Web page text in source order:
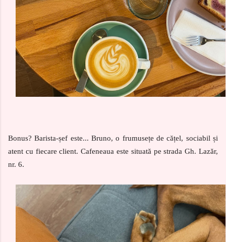
Bonus? Barista-șef este... Bruno, o frumusețe de cățel, sociabil și
atent cu fiecare client. Cafeneaua este situată pe strada Gh. Lazăr,
nr. 6.